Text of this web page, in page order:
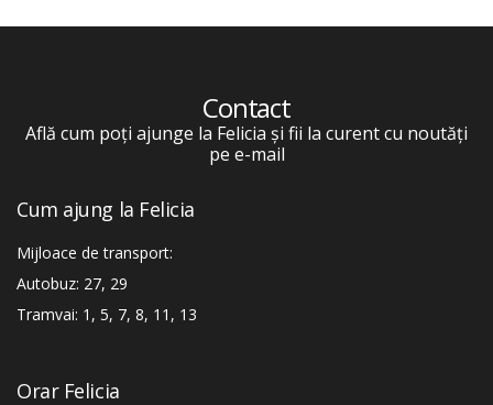
Contact
Află cum poți ajunge la Felicia și fii la curent cu noutăți
pe e-mail
Cum ajung la Felicia
Mijloace de transport:
Autobuz: 27, 29
Tramvai: 1, 5, 7, 8, 11, 13
Orar Felicia